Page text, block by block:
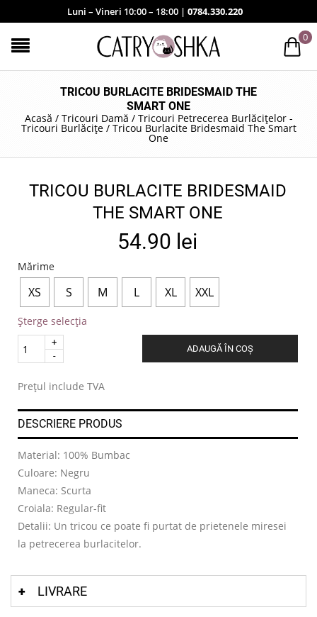
Luni – Vineri 10:00 – 18:00 | 0784.330.220
0
TRICOU BURLACITE BRIDESMAID THE
SMART ONE
Acasă / Tricouri Damă / Tricouri Petrecerea Burlăcițelor -
Tricouri Burlăcițe/ Tricou Burlacite Bridesmaid The Smart
One
TRICOU BURLACITE BRIDESMAID
THE SMART ONE
54.90 lei
Mărime
XS S M L XL XXL
Șterge selecția
Quantity
ADAUGĂ ÎN COȘ
Prețul include TVA
DESCRIERE PRODUS
Material: 100% Bumbac
Culoare: Negru
Maneca: Scurta
Croiala: Regular-fit
Detalii: Un tricou ce poate fi purtat de prietenele miresei
la petrecerea burlacitelor.
LIVRARE